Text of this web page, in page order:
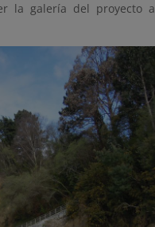
la galería del proyecto a